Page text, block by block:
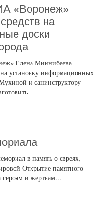
«Воронеж»
на
доски
Елена Миннибаева
на установку информационных
и санинструктору
в память о евреях,
Открытие памятного
и жертвам...